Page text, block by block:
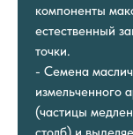
компоненты
естественный
точки.
- Семена
измельченного
(частицы